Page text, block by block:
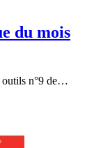
du mois
outils n°9 de…